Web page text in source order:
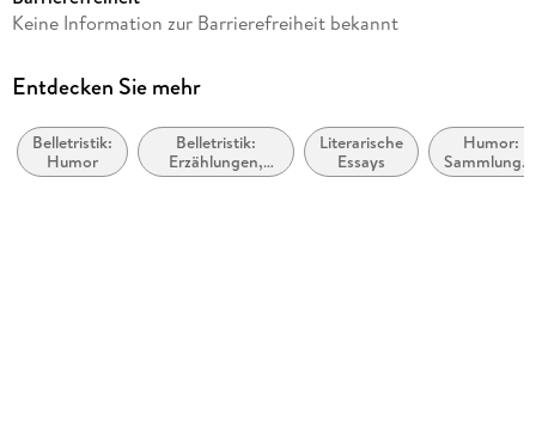
Reihe
Autor/Autorin
Verlag/Hersteller
dtv Verlagsgesellschaft
Keine Information zur Barrierefreiheit bekannt
Entdecken Sie mehr
Belletristik:
Humor
Belletristik:
Erzählungen,
Kurzgeschichten,
Literarische
Essays
Humor:
und